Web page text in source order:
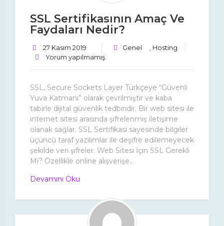
SSL Sertifikasının Amaç Ve
Faydaları Nedir?
27 Kasım 2019 Genel
Hosting
Yorum yapılmamış
SSL, Secure Sockets Layer Türkçeye “Güvenli
Yuva Katmanı” olarak çevrilmiştir ve kaba
tabirle dijital güvenlik tedbiridir. Bir web sitesi ile
internet sitesi arasında şifrelenmiş iletişime
olanak sağlar. SSL Sertifikası sayesinde bilgiler
üçüncü taraf yazılımlar ile deşifre edilemeyecek
şekilde veri şifreler. Web Sitesi İçin SSL Gerekli
Mi? Özellikle online alışverişe...
Devamını Oku